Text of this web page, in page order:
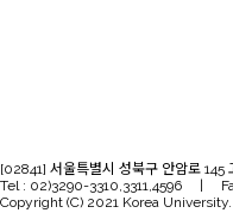
[02841] 서울특별시 성북구 안암로
Tel : 02)3290-3310,3311,4596 |
Copyright (C) 2021 Korea